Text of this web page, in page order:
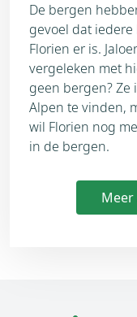
De bergen
gevoel dat
Florien er is.
vergeleken met
geen bergen? Ze
Alpen te vinden,
wil Florien nog
in de bergen.
Meer